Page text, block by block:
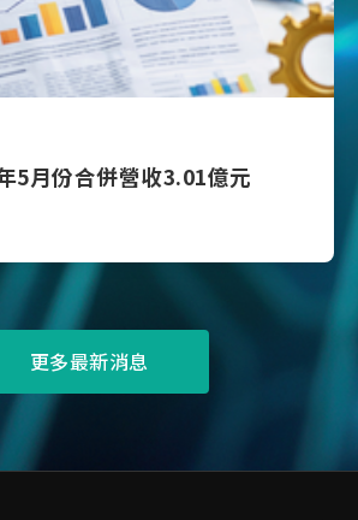
5月份合併營收3.01億元
更多最新消息